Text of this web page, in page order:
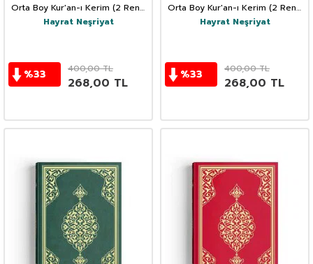
Orta Boy Kur'an-ı Kerim (2 Renk,
Pembe, Mühürlü)
Hayrat Neşriyat
%33 400,00TL
268,00 TL
Orta Boy Kur'an-ı Kerim (2 Renk,
Kırmızı, Mühürlü)
Hayrat Neşriyat
%33 400,00TL
268,00 TL